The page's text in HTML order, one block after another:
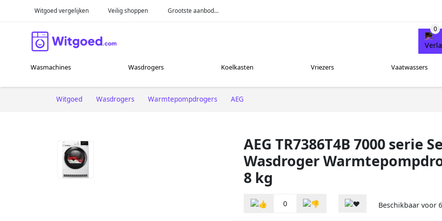
Witgoed vergelijken Veilig shoppen Grootste aanbod...
Wasmachines Wasdrogers Koelkasten Vriezers Vaatwassers
Witgoed Wasdrogers Warmtepompdrogers AEG
AEG TR7386T4B 7000 serie
Wasdroger
8 kg
0 Beschikbaar voor